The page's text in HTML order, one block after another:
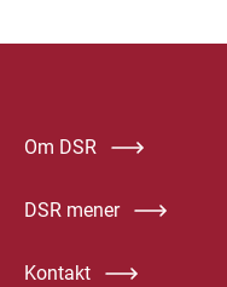
Om DSR
DSR mener
Kontakt